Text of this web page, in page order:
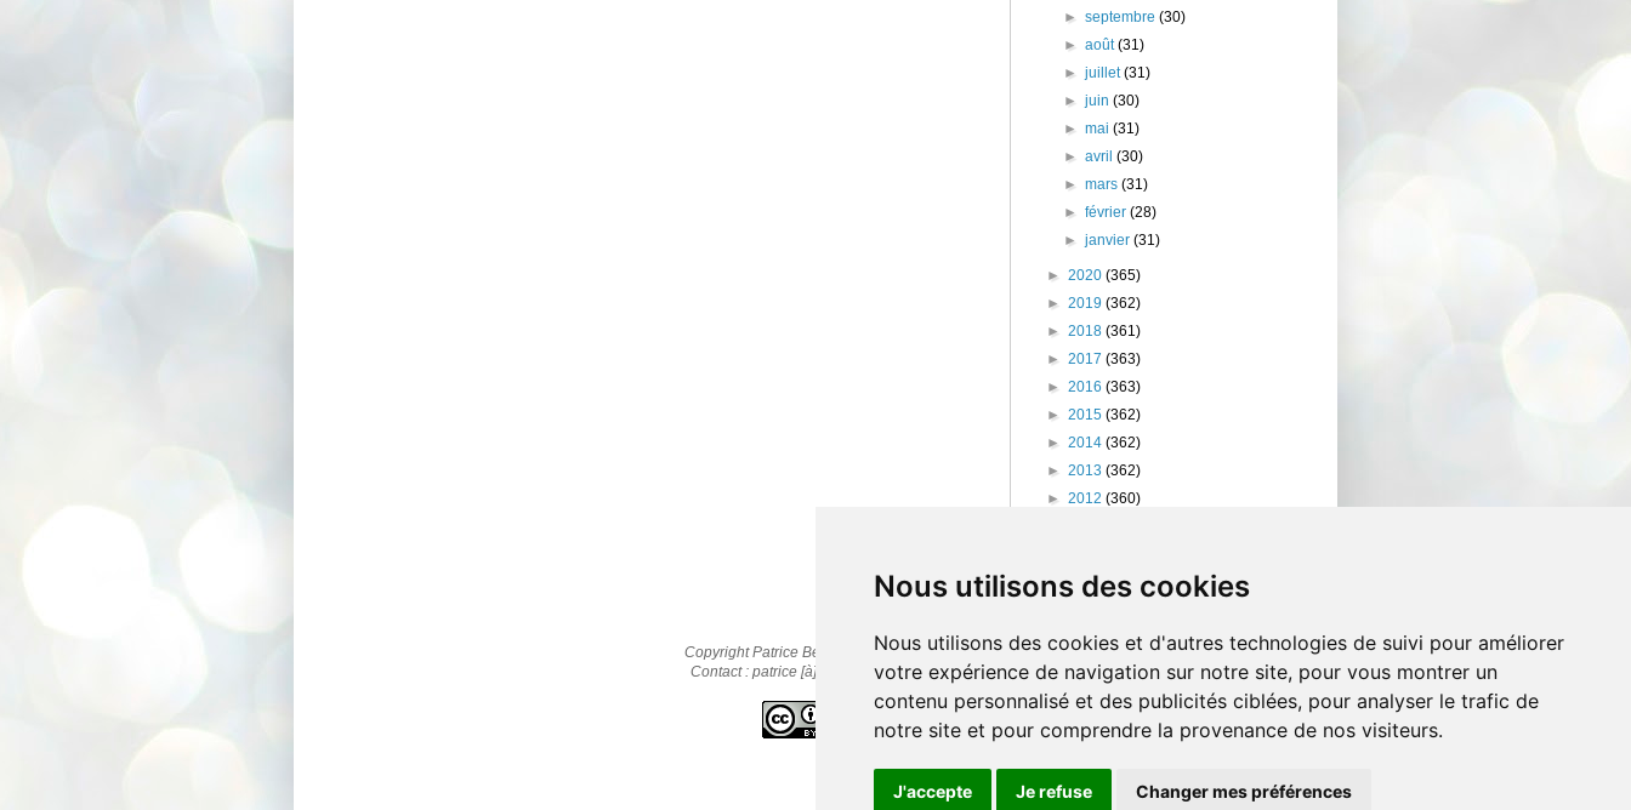
Nous utilisons des cookies
Nous utilisons des cookies et d'autres technologies de suivi pour améliorer
votre expérience de navigation sur notre site, pour vous montrer un
contenu personnalisé et des publicités ciblées, pour analyser le trafic de
notre site et pour comprendre la provenance de nos visiteurs.
J'accepte Je refuse Changer mes préférences
►septembre(30)
►août(31)
►juillet(31)
►juin(30)
►mai(31)
►avril(30)
►mars(31)
►février(28)
►janvier(31)
► 2020 (365)
► 2019 (362)
► 2018 (361)
► 2017 (363)
► 2016 (363)
► 2015 (362)
► 2014 (362)
► 2013 (362)
► 2012 (360)
Copyright Patrice Bernard © 2010-2025
Contact : patrice [à] cestpasmonidee.fr